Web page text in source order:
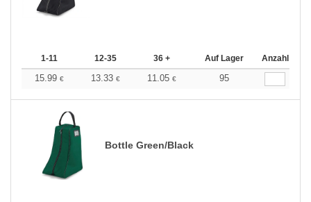
1-11 12-35 36 + Auf Lager Anzahl
15.99 € 13.33 € 11.05 € 95
Bottle Green/Black